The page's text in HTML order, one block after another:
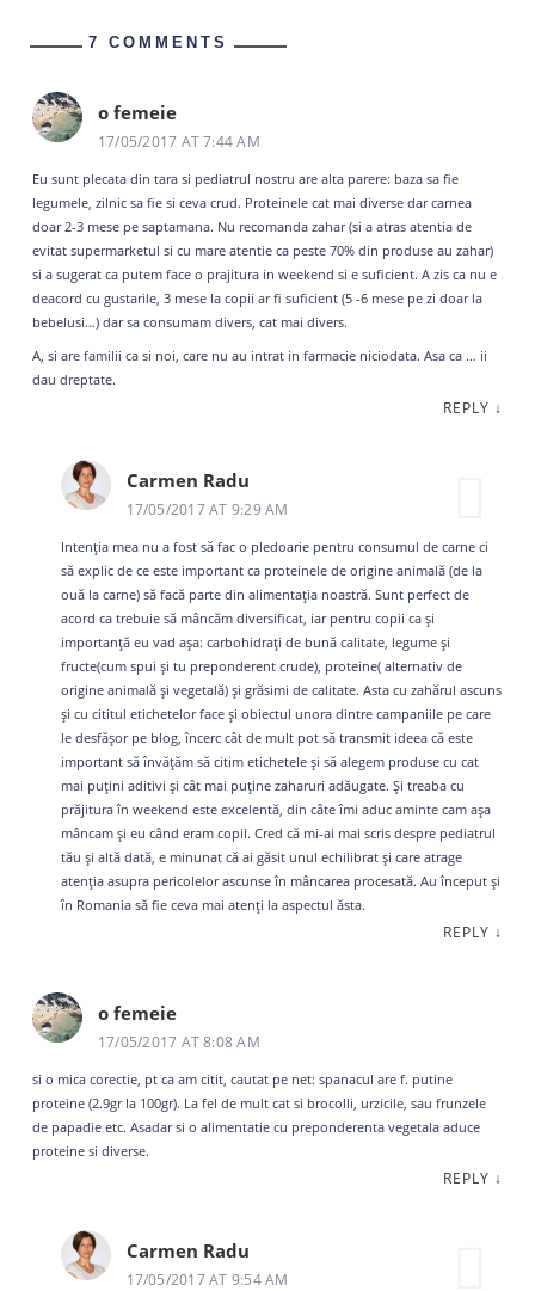
7 COMMENTS
o femeie
17/05/2017 AT 7:44 AM
Eu sunt plecata din tara si pediatrul nostru are alta parere: baza sa fie
legumele, zilnic sa fie si ceva crud. Proteinele cat mai diverse dar carnea
doar 2-3 mese pe saptamana. Nu recomanda zahar (si a atras atentia de
evitat supermarketul si cu mare atentie ca peste 70% din produse au zahar)
si a sugerat ca putem face o prajitura in weekend si e suficient. A zis ca nu e
deacord cu gustarile, 3 mese la copii ar fi suficient (5 -6 mese pe zi doar la
bebelusi…) dar sa consumam divers, cat mai divers.
A, si are familii ca si noi, care nu au intrat in farmacie niciodata. Asa ca … ii
dau dreptate.
REPLY ↓
Carmen Radu
17/05/2017 AT 9:29 AM
Intenția mea nu a fost să fac o pledoarie pentru consumul de carne ci
să explic de ce este important ca proteinele de origine animală (de la
ouă la carne) să facă parte din alimentația noastră. Sunt perfect de
acord ca trebuie să mâncăm diversificat, iar pentru copii ca și
importanță eu vad așa: carbohidrați de bună calitate, legume și
fructe(cum spui și tu preponderent crude), proteine( alternativ de
origine animală și vegetală) și grăsimi de calitate. Asta cu zahărul ascuns
și cu cititul etichetelor face și obiectul unora dintre campaniile pe care
le desfășor pe blog, încerc cât de mult pot să transmit ideea că este
important să învățăm să citim etichetele și să alegem produse cu cat
mai puțini aditivi și cât mai puține zaharuri adăugate. Și treaba cu
prăjitura în weekend este excelentă, din câte îmi aduc aminte cam așa
mâncam și eu când eram copil. Cred că mi-ai mai scris despre pediatrul
tău și altă dată, e minunat că ai găsit unul echilibrat și care atrage
atenția asupra pericolelor ascunse în mâncarea procesată. Au început și
în Romania să fie ceva mai atenți la aspectul ăsta.
REPLY ↓
o femeie
17/05/2017 AT 8:08 AM
si o mica corectie, pt ca am citit, cautat pe net: spanacul are f. putine
proteine (2.9gr la 100gr). La fel de mult cat si brocolli, urzicile, sau frunzele
de papadie etc. Asadar si o alimentatie cu preponderenta vegetala aduce
proteine si diverse.
REPLY ↓
Carmen Radu
17/05/2017 AT 9:54 AM